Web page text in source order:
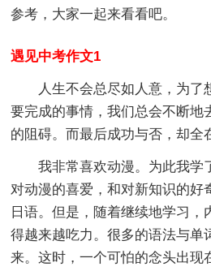
参考，大家一起来看看吧。
遇见中考作文1
人生不会总尽如人意，为了
要完成的事情，我们总会不断地
的阻碍。而最后成功与否，却全
我非常喜欢动漫。为此我学
对动漫的喜爱，和对新知识的好
日语。但是，随着继续地学习，
得越来越吃力。很多的语法与单
来。这时，一个可怕的念头出现